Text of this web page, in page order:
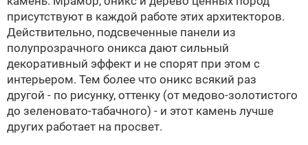
присутствуют в каждой работе этих архитекторов.
Действительно, подсвеченные панели из
полупрозрачного оникса дают сильный
декоративный эффект и не спорят при этом с
интерьером. Тем более что оникс всякий раз
другой - по рисунку, оттенку (от медово-золотистого
до зеленовато-табачного) - и этот камень лучше
других работает на просвет.